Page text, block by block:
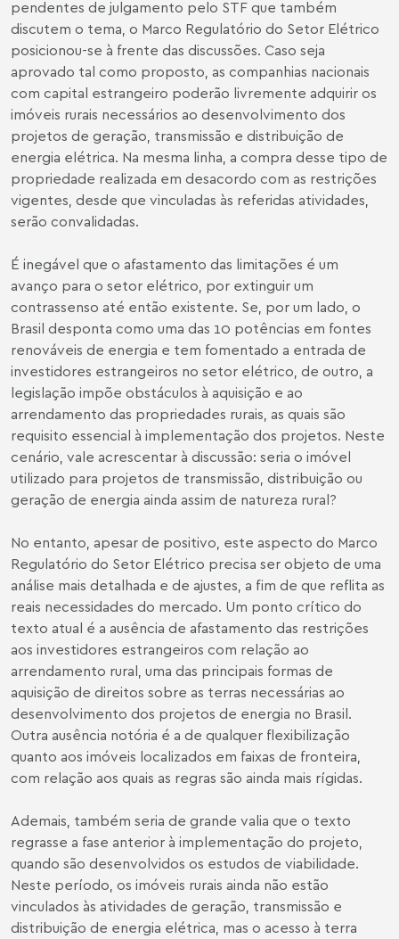
pendentes de julgamento pelo STF que também
discutem o tema, o Marco Regulatório do Setor Elétrico
posicionou-se à frente das discussões. Caso seja
aprovado tal como proposto, as companhias nacionais
com capital estrangeiro poderão livremente adquirir os
imóveis rurais necessários ao desenvolvimento dos
projetos de geração, transmissão e distribuição de
energia elétrica. Na mesma linha, a compra desse tipo de
propriedade realizada em desacordo com as restrições
vigentes, desde que vinculadas às referidas atividades,
serão convalidadas.
É inegável que o afastamento das limitações é um
avanço para o setor elétrico, por extinguir um
contrassenso até então existente. Se, por um lado, o
Brasil desponta como uma das 10 potências em fontes
renováveis de energia e tem fomentado a entrada de
investidores estrangeiros no setor elétrico, de outro, a
legislação impõe obstáculos à aquisição e ao
arrendamento das propriedades rurais, as quais são
requisito essencial à implementação dos projetos. Neste
cenário, vale acrescentar à discussão: seria o imóvel
utilizado para projetos de transmissão, distribuição ou
geração de energia ainda assim de natureza rural?
No entanto, apesar de positivo, este aspecto do Marco
Regulatório do Setor Elétrico precisa ser objeto de uma
análise mais detalhada e de ajustes, a fim de que reflita as
reais necessidades do mercado. Um ponto crítico do
texto atual é a ausência de afastamento das restrições
aos investidores estrangeiros com relação ao
arrendamento rural, uma das principais formas de
aquisição de direitos sobre as terras necessárias ao
desenvolvimento dos projetos de energia no Brasil.
Outra ausência notória é a de qualquer flexibilização
quanto aos imóveis localizados em faixas de fronteira,
com relação aos quais as regras são ainda mais rígidas.
Ademais, também seria de grande valia que o texto
regrasse a fase anterior à implementação do projeto,
quando são desenvolvidos os estudos de viabilidade.
Neste período, os imóveis rurais ainda não estão
vinculados às atividades de geração, transmissão e
distribuição de energia elétrica, mas o acesso à terra